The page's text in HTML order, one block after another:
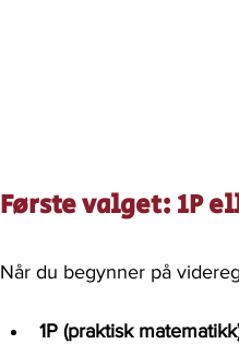
Første valget: 1P
Når du begynner på
1P (praktisk